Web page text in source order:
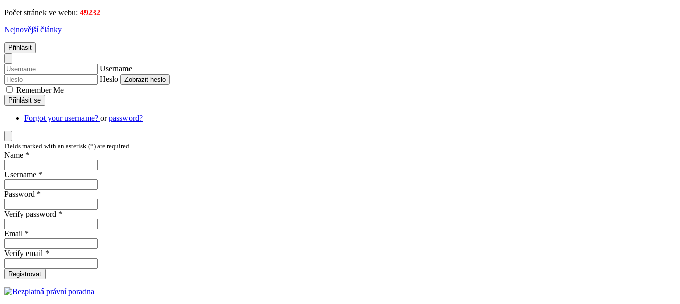
Počet stránek ve webu: 49232
Nejnovější články
Přihlásit
Username
Heslo
Zobrazit heslo
Remember Me
Přihlásit se
Forgot your username? orpassword?
Fields marked with an asterisk (*) are required.
Name *
Username *
Password *
Verify password *
Email *
Verify email *
Registrovat